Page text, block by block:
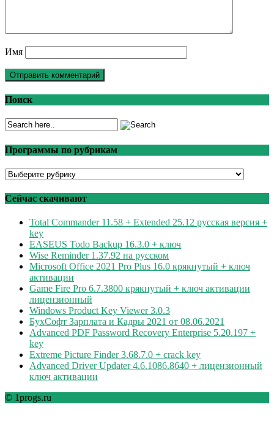
Имя
Поиск
Программы по рубрикам
Программы
рубрикам
Сейчас скачивают
Total Commander 11.58 + Extended 25.12 русская версия +
key
EASEUS Todo Backup 16.3.0 + ключ
Wise Reminder 1.37.92 на русском
Microsoft Office 2021 Pro Plus 16.0 крякнутый + ключ
активации
Game Fire Pro 6.7.3800 крякнутый + ключ активации
лицензионный
Windows Product Key Viewer 3.0.3
БухСофт Зарплата и Кадры 2021 от 08.06.2021
Advanced PDF Password Recovery Enterprise 5.20.197 +
key
Extreme Picture Finder 3.68.7.0 + crack key
Advanced Driver Updater 4.6.1086.8640 + лицензионный
ключ активации
© 1progs.ru